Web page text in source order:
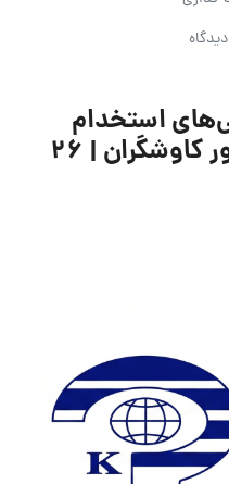
استخدام
شرکت مهندسین مشاور کاوشگران | ۲۶